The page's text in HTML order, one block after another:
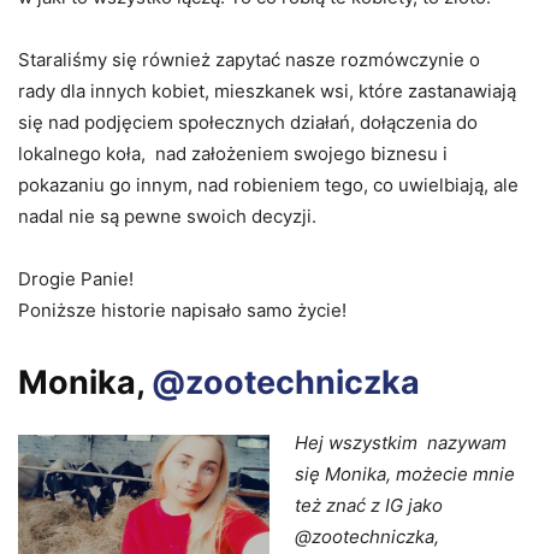
Staraliśmy się również zapytać nasze rozmówczynie o
rady dla innych kobiet, mieszkanek wsi, które zastanawiają
się nad podjęciem społecznych działań, dołączenia do
lokalnego koła, nad założeniem swojego biznesu i
pokazaniu go innym, nad robieniem tego, co uwielbiają, ale
nadal nie są pewne swoich decyzji.
Drogie Panie!
Poniższe historie napisało samo życie!
Monika, @zootechniczka
Hej wszystkim nazywam
się Monika, możecie mnie
też znać z IG jako
@zootechniczka,